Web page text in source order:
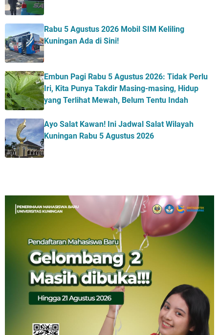
Rabu 5 Agustus 2026 Mobil SIM Keliling
Kuningan Ada di Sini!
Embun Pagi Rabu 5 Agustus 2026: Tidak Perlu
Iri, Kita Punya Takdir Masing-masing, Hidup
yang Terlihat Mewah, Belum Tentu Indah
Ayo Salat Kawan! Ini Jadwal Salat Wilayah
Kuningan Rabu 5 Agustus 2026